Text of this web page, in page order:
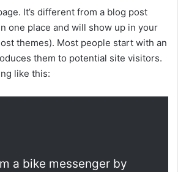
It’s different from a blog post
one place and will show up in your
themes). Most people start with an
them to potential site visitors.
like this:
a bike messenger by